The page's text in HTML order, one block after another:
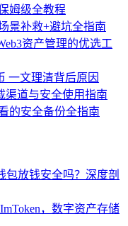
姆级全教程
景补救+避坑全指南
资产管理的优选工
一文理清背后原因
渠道与安全使用指南
的安全备份全指南
包放钱安全吗？深度剖
，数字资产存储